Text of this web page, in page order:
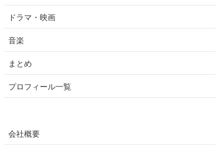
ドラマ・映画
音楽
まとめ
プロフィール一覧
会社概要